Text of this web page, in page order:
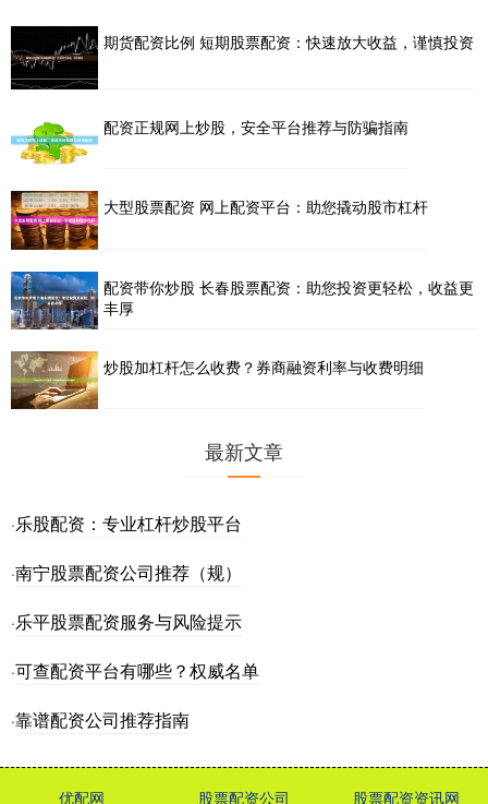
期货配资比例 短期股票配资：快速放大收益，谨慎投资
配资正规网上炒股，安全平台推荐与防骗指南
大型股票配资 网上配资平台：助您撬动股市杠杆
配资带你炒股 长春股票配资：助您投资更轻松，收益更
丰厚
炒股加杠杆怎么收费？券商融资利率与收费明细
最新文章
·乐股配资：专业杠杆炒股平台
·南宁股票配资公司推荐（规）
·乐平股票配资服务与风险提示
·可查配资平台有哪些？权威名单
·靠谱配资公司推荐指南
优配网 股票配资公司 股票配资资讯网